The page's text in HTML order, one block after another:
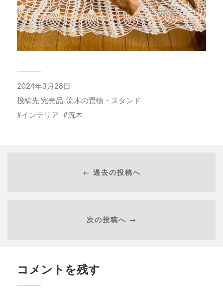
2024年3月28日
投稿先 完売品,流木の置物・スタンド
インテリア
流木
← 過去の投稿へ
次の投稿へ →
コメントを残す